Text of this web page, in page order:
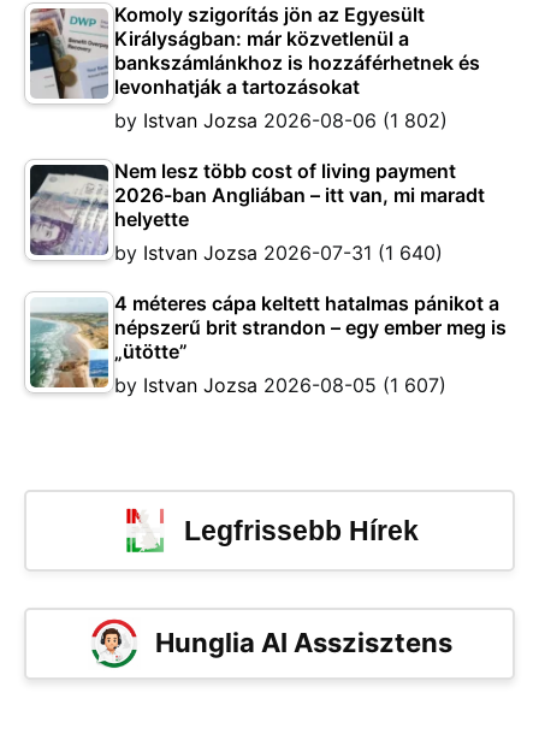
Komoly szigorítás jön az Egyesült
Királyságban: már közvetlenül a
bankszámlánkhoz is hozzáférhetnek és
levonhatják a tartozásokat
by Istvan Jozsa 2026-08-06 (1 802)
Nem lesz több cost of living payment
2026-ban Angliában – itt van, mi maradt
helyette
by Istvan Jozsa 2026-07-31 (1 640)
4 méteres cápa keltett hatalmas pánikot a
népszerű brit strandon – egy ember meg is
„ütötte”
by Istvan Jozsa 2026-08-05 (1 607)
Legfrissebb Hírek
Hunglia AI Asszisztens